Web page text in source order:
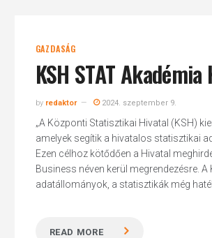
GAZDASÁG
KSH STAT Akadémia
by redaktor 2024. szeptember 9.
„A Központi Statisztikai Hivatal (KSH)
amelyek segítik a hivatalos statisztikai
Ezen célhoz kötődően a Hivatal
Business néven kerül megrendezésre.
adatállományok, a statisztikák még
READ MORE